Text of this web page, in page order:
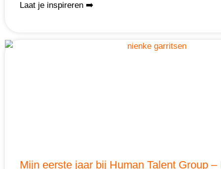
Laat je inspireren ➡️
Mijn eerste jaar bij Human Talent Group –